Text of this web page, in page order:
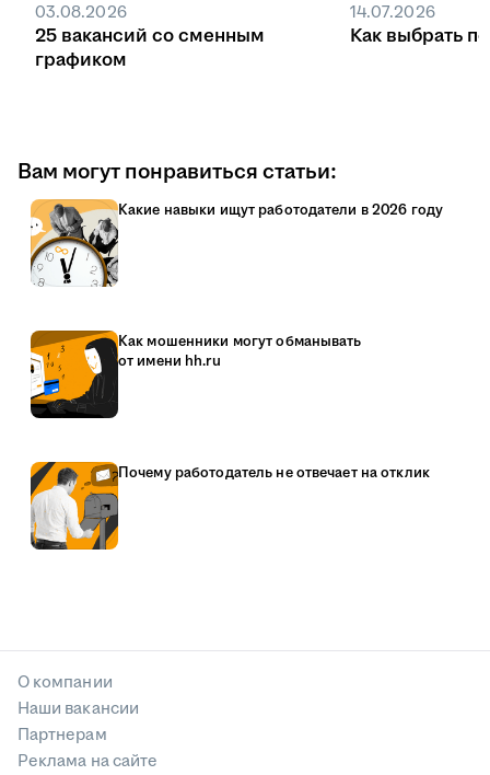
03.08.2026
25 вакансий со сменным
графиком
14.07.2026
Как выбрать
Вам могут понравиться статьи:
Какие навыки ищут работодатели в 2026 году
Как мошенники могут обманывать
от имени hh.ru
Почему работодатель не отвечает на отклик
О компании
Наши вакансии
Партнерам
Реклама на сайте